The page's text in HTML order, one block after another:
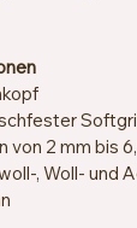
von 2 mm bis
, Woll- und